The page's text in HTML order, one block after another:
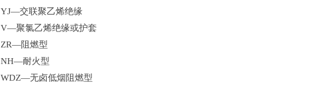
YJ—交联聚乙烯绝缘
V—聚氯乙烯绝缘或护套
ZR—阻燃型
NH—耐火型
WDZ—无卤低烟阻燃型